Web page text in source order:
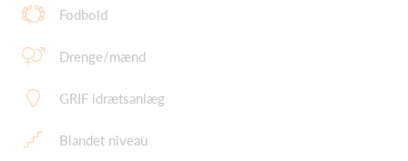
Fodbold
Drenge/mænd
GRIF idrætsanlæg
Blandet niveau